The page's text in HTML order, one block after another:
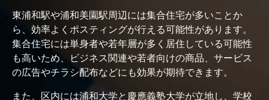
東浦和駅や浦和美園駅周辺には集合住宅が多いことか
ら、効率よくポスティングが行える可能性があります。
集合住宅には単身者や若年層が多く居住している可能性
も高いため、ビジネス関連や若者向けの商品、サービス
の広告やチラシ配布などにも効果が期待できます。
また、区内には浦和大学と慶應義塾大学が立地し、学校